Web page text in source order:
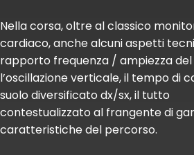
Nella corsa, oltre al classico
cardiaco, anche alcuni aspetti
rapporto frequenza / ampiezza del
l’oscillazione verticale, il tempo di
suolo diversificato dx/sx, il tutto
contestualizzato al frangente di
caratteristiche del percorso.